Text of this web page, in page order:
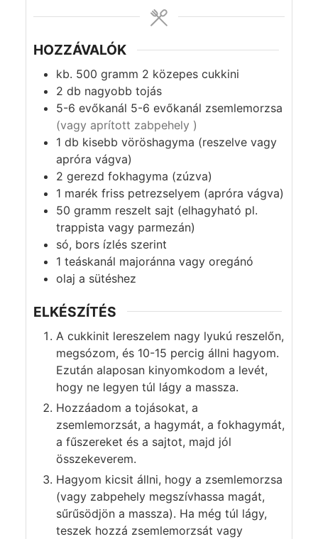
HOZZÁVALÓK
kb. 500 gramm 2 közepes cukkini
2 db nagyobb tojás
5-6 evőkanál 5-6 evőkanál zsemlemorzsa
(vagy aprított zabpehely )
1 db kisebb vöröshagyma (reszelve vagy
apróra vágva)
2 gerezd fokhagyma (zúzva)
1 marék friss petrezselyem (apróra vágva)
50 gramm reszelt sajt (elhagyható pl.
trappista vagy parmezán)
só, bors ízlés szerint
1 teáskanál majoránna vagy oregánó
olaj a sütéshez
ELKÉSZÍTÉS
A cukkinit lereszelem nagy lyukú reszelőn,
megsózom, és 10-15 percig állni hagyom.
Ezután alaposan kinyomkodom a levét,
hogy ne legyen túl lágy a massza.
Hozzáadom a tojásokat, a
zsemlemorzsát, a hagymát, a fokhagymát,
a fűszereket és a sajtot, majd jól
összekeverem.
Hagyom kicsit állni, hogy a zsemlemorzsa
(vagy zabpehely megszívhassa magát,
sűrűsödjön a massza). Ha még túl lágy,
teszek hozzá zsemlemorzsát vagy